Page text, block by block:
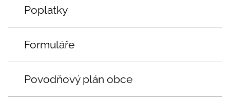
Poplatky
Formuláře
Povodňový plán obce